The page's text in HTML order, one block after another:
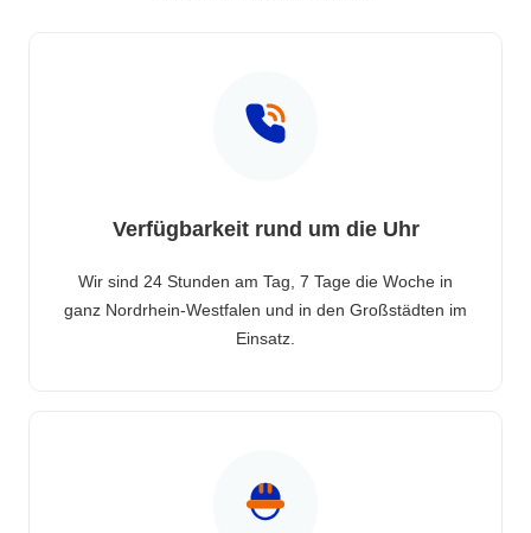
Verfügbarkeit rund um die Uhr
Wir sind 24 Stunden am Tag, 7 Tage die Woche in
ganz Nordrhein-Westfalen und in den Großstädten im
Einsatz.